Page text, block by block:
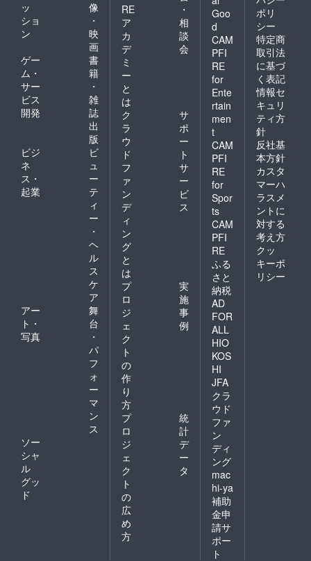
ッ
ショ
ン
像
・
映
画
ゲー
ム・
サー
ビス
開発
書
籍
・
雑
誌
出
版
ビジ
ネ
ス・
起業
ビ
ュ
ー
テ
ィ
ー
・
ヘ
ル
ス
ケ
ア
アー
ト・
写真
舞
台
・
パ
フ
ォ
ー
マ
ン
ス
ソー
シャ
ル
グッ
ド
RE
ア
カ
デ
ミ
ー
と
は
・
相
談
会
ク
ラ
ウ
ド
フ
ァ
ン
デ
ィ
ン
グ
と
は
サ
ポ
ー
ト
サ
ー
ビ
ス
プ
ロ
ジ
ェ
ク
ト
の
作
り
方
実
施
事
例
プ
ロ
ジ
ェ
ク
ト
の
広
め
方
統
計
デ
ー
タ
Goo
d
CAM
PFI
RE
for
Ente
rtain
men
t
CAM
PFI
RE
for
Spor
ts
CAM
PFI
RE
ふる
さと
納税
AD
FOR
ALL
HIO
KOS
HI
JFA
クラ
ウド
ファ
ン
ディ
ング
mac
hi-ya
補助
金申
請サ
ポー
ト
ポリ
シー
特定商
取引法
に基づ
く表記
情報セ
キュリ
ティ方
針
反社基
本方針
カスタ
マーハ
ラスメ
ントに
対する
考え方
クッ
キーポ
リシー